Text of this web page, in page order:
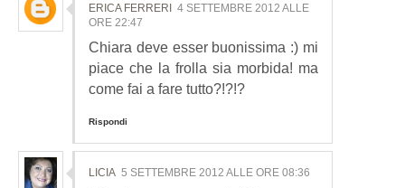
ERICA FERRERI 4 SETTEMBRE 2012 ALLE
ORE 22:47
Chiara deve esser buonissima :) mi
piace che la frolla sia morbida! ma
come fai a fare tutto?!?!?
Rispondi
LICIA 5 SETTEMBRE 2012 ALLE ORE 08:36